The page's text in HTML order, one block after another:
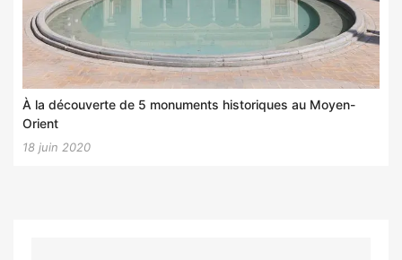
À la découverte de 5 monuments historiques au Moyen-
Orient
18 juin 2020